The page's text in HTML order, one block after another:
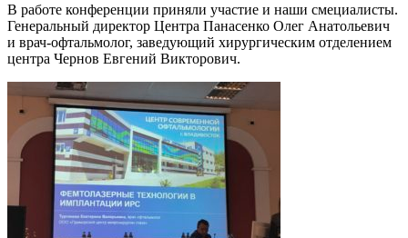
В работе конференции приняли участие и наши смециалисты.
Генеральный директор Центра Панасенко Олег Анатольевич
и врач-офтальмолог, заведующий хирургическим отделением
центра Чернов Евгений Викторович.